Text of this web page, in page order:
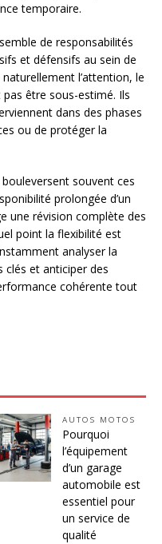
temporaire.
de responsabilités
et défensifs au sein de
l’attention, le
être sous-estimé. Ils
dans des phases
ou de protéger la
souvent ces
prolongée d’un
une révision complète des
point la flexibilité est
analyser la
clés et anticiper des
cohérente tout
AUTOS MOTOS
Pourquoi
l’équipement
d’un garage
automobile est
essentiel pour
un service de
qualité